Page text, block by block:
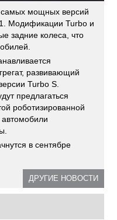
самых мощных версий
Модификации Turbo и
задние колеса, что
развивающий
Turbo S.
предлагаться
роботизированной
в сентябре
ДРУГИЕ НОВОСТИ